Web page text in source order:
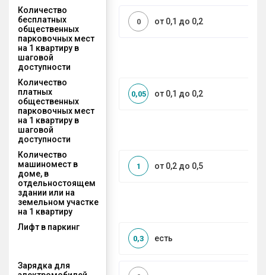
Количество
бесплатных
общественных
парковочных мест
на 1 квартиру в
шаговой
доступности
от 0,1 до 0,2
0
Количество
платных
общественных
парковочных мест
на 1 квартиру в
шаговой
доступности
от 0,1 до 0,2
0,05
Количество
машиномест в
доме, в
отдельностоящем
здании или на
земельном участке
на 1 квартиру
от 0,2 до 0,5
1
Лифт в паркинг
есть
0,3
Зарядка для